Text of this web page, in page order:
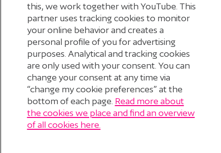
© 2026 Stichting Pensioenfonds voor
Personeelsdiensten
this, we work together with YouTube. This
partner uses tracking cookies to monitor
your online behavior and creates a
personal profile of you for advertising
purposes. Analytical and tracking cookies
are only used with your consent. You can
change your consent at any time via
“change my cookie preferences” at the
bottom of each page. Read more about
the cookies we place and find an overview
of all cookies here.